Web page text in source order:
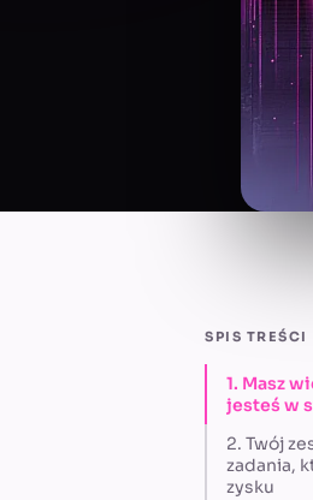
SPIS TREŚCI
1. Masz
jesteś w
2. Twój
zadania,
zysku